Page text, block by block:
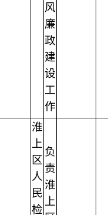
风
廉
政
建
设
工
作
淮
上
区
人
民
检
负
责
淮
上